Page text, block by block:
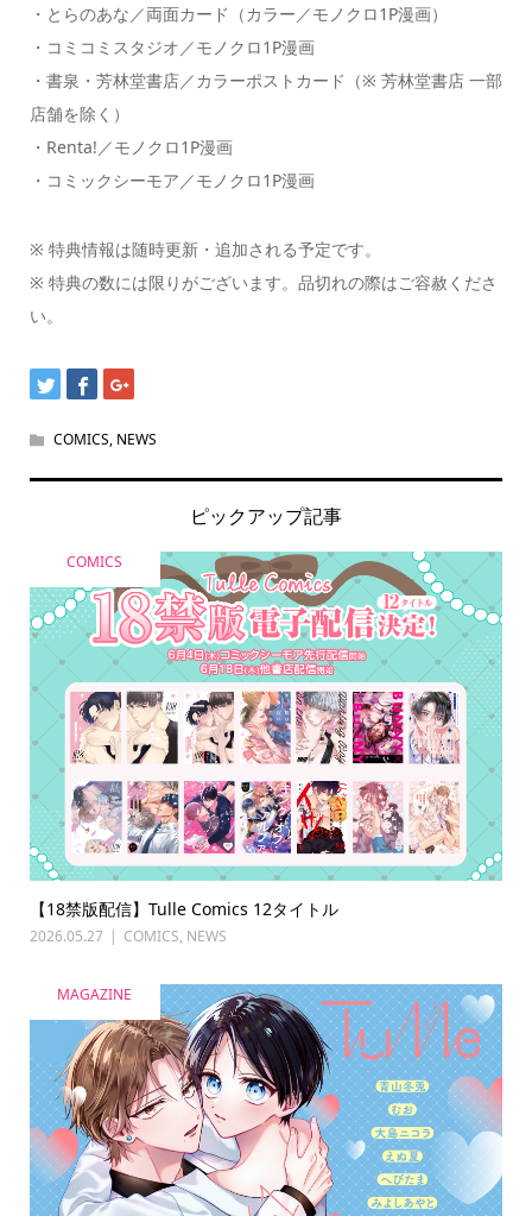
・とらのあな／両面カード（カラー／モノクロ1P漫画）
・コミコミスタジオ／モノクロ1P漫画
・書泉・芳林堂書店／カラーポストカード（※ 芳林堂書店 一部
店舗を除く）
・Renta!／モノクロ1P漫画
・コミックシーモア／モノクロ1P漫画
※ 特典情報は随時更新・追加される予定です。
※ 特典の数には限りがございます。品切れの際はご容赦くださ
い。
COMICS, NEWS
ピックアップ記事
COMICS
【18禁版配信】Tulle Comics 12タイトル
2026.05.27 COMICS, NEWS
MAGAZINE